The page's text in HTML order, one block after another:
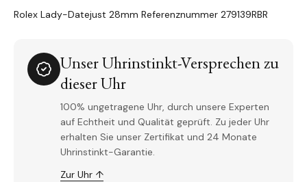
Rolex Lady-Datejust 28mm Referenznummer 279139RBR
Unser Uhrinstinkt-Versprechen zu
dieser Uhr
100% ungetragene Uhr, durch unsere Experten
auf Echtheit und Qualität geprüft. Zu jeder Uhr
erhalten Sie unser Zertifikat und 24 Monate
Uhrinstinkt-Garantie.
Zur Uhr ↑